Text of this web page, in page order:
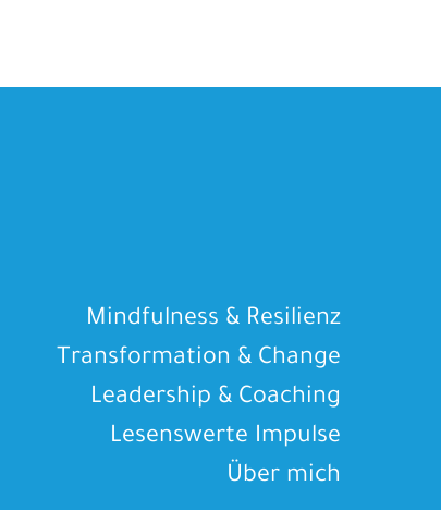
Mindfulness & Resilienz
Transformation & Change
Leadership & Coaching
Lesenswerte Impulse
Über mich